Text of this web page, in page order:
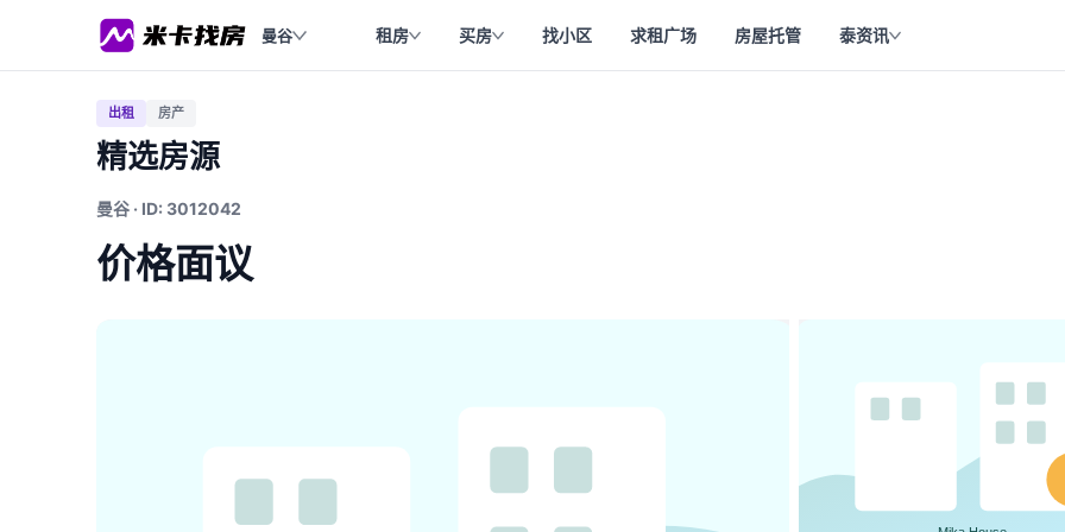
曼谷 租房 买房 找小区 求租广场 房屋托管 泰资讯
出租 房产
精选房源
曼谷 · ID: 3012042
价格面议